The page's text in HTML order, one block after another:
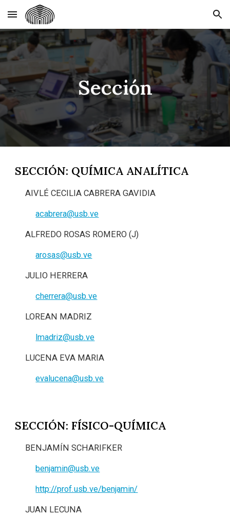
Skip to main content Skip to navigation
Sección
SECCIÓN: QUÍMICA ANALÍTICA
AIVLÉ CECILIA CABRERA GAVIDIA
acabrera@usb.ve
ALFREDO ROSAS ROMERO (J)
arosas@usb.ve
JULIO HERRERA
cherrera@usb.ve
LOREAN MADRIZ
lmadriz@usb.ve
LUCENA EVA MARIA
evalucena@usb.ve
SECCIÓN: FÍSICO-QUÍMICA
BENJAMÍN SCHARIFKER
benjamin@usb.ve
http://prof.usb.ve/benjamin/
JUAN LECUNA